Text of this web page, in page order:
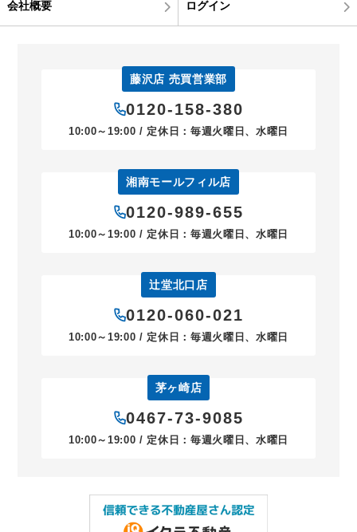
会社概要 ログイン
藤沢店 売買営業部
0120-158-380
10:00～19:00 / 定休日：毎週火曜日、水曜日
湘南モールフィル店
0120-989-655
10:00～19:00 / 定休日：毎週火曜日、水曜日
辻堂北口店
0120-060-021
10:00～19:00 / 定休日：毎週火曜日、水曜日
茅ヶ崎店
0467-73-9085
10:00～19:00 / 定休日：毎週火曜日、水曜日